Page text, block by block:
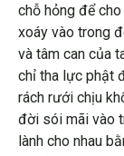
chỗ hỏng để
xoáy vào trong
và tâm can của
chỉ tha lực phật
rách rưới chịu
đời sói mãi vào
lành cho nhau